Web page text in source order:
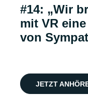
#14: „Wir
mit VR
von
JETZT